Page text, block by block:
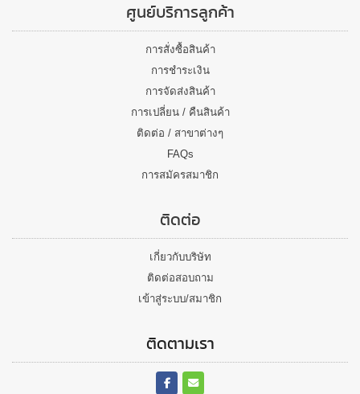
ศูนย์บริการลูกค้า
การสั่งซื้อสินค้า
การชำระเงิน
การจัดส่งสินค้า
การเปลี่ยน / คืนสินค้า
ติดต่อ / สาขาต่างๆ
FAQs
การสมัครสมาชิก
ติดต่อ
เกี่ยวกับบริษัท
ติดต่อสอบถาม
เข้าสู่ระบบ/สมาชิก
ติดตามเรา